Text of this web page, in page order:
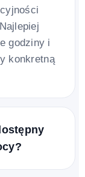
godziny i
konkretną